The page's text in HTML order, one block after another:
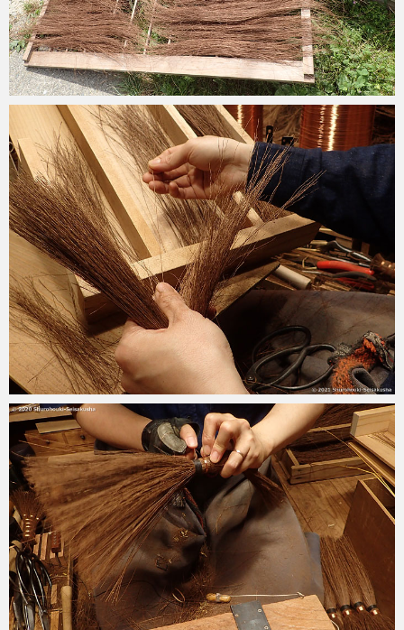
2021-05-11
2021-05-07